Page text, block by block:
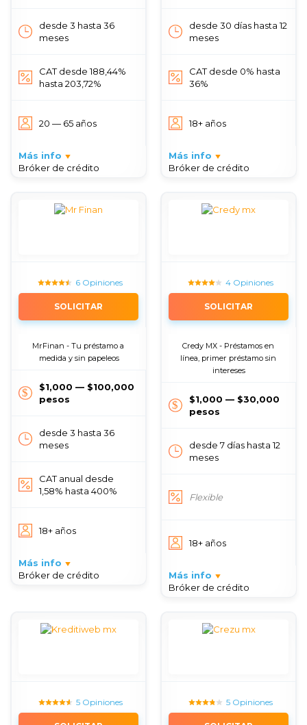
desde 3 hasta 36
meses
CAT desde 188,44%
hasta 203,72%
20 — 65 años
Más info
Bróker de crédito
desde 30 días hasta 12
meses
CAT desde 0% hasta
36%
18+ años
Más info
Bróker de crédito
6 Opiniones
SOLICITAR
MrFinan - Tu préstamo a
medida y sin papeleos
$1,000 — $100,000
pesos
desde 3 hasta 36
meses
CAT anual desde
1,58% hasta 400%
18+ años
Más info
Bróker de crédito
4 Opiniones
SOLICITAR
Credy MX - Préstamos en
línea, primer préstamo sin
intereses
$1,000 — $30,000
pesos
desde 7 días hasta 12
meses
Flexible
18+ años
Más info
Bróker de crédito
5 Opiniones 5 Opiniones